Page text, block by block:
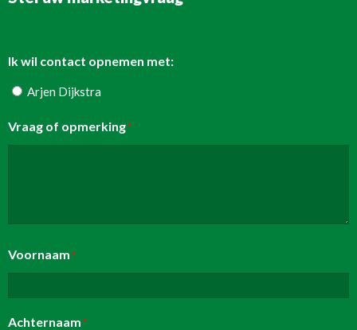
Ik wil contact opnemen met:
Arjen Dijkstra
Vraag of opmerking*
Voornaam*
Achternaam*